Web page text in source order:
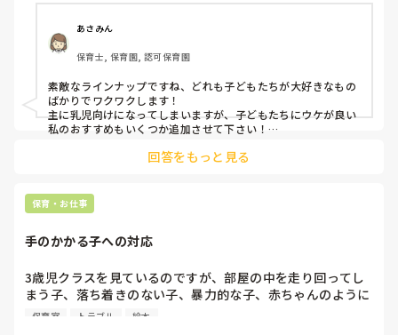
2歳　ワニワニシリーズ、できるかな？あたまからつまさき
まで、おしくらまんじゅう
3歳　へんしんトンネル、パンどろぼう
4歳　ぐりとぐらシリーズ、おおきなかぶ
5歳　ともだちやシリーズ
など特に好きです。
あさみん
保育士, 保育園, 認可保育園
素敵なラインナップですね、どれも子どもたちが大好きなもの
ばかりでワクワクします！
主に乳児向けになってしまいますが、子どもたちにウケが良い
私のおすすめもいくつか追加させて下さい！
紙芝居：『おおきく おおきく おおきくなあれ』『ごきげんの
回答をもっと見る
保育・お仕事
手のかかる子への対応
3歳児クラスを見ているのですが、部屋の中を走り回ってし
まう子、落ち着きのない子、暴力的な子、赤ちゃんのように
幼い子等手のかかる子が7人ほどいてなかなか落ち着きませ
保育室 トラブル 絵本